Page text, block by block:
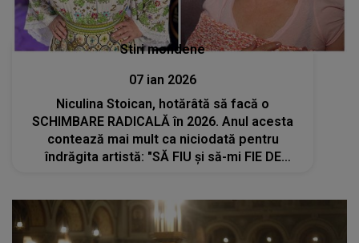
Stiri mondene
07 ian 2026
Niculina Stoican, hotărâtă să facă o
SCHIMBARE RADICALĂ în 2026. Anul acesta
contează mai mult ca niciodată pentru
îndrăgita artistă: "SĂ FIU și să-mi FIE DE
deciziei